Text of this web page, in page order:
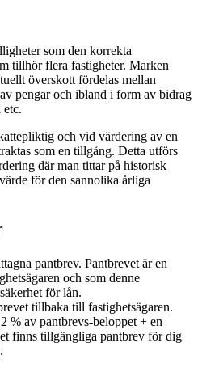
som den korrekta
tillhör flera fastigheter. Marken
överskott fördelas mellan
pengar och ibland i form av bidrag
etc.
och vid värdering av en
som en tillgång. Detta utförs
där man tittar på historisk
för den sannolika årliga
pantbrev. Pantbrevet är en
och som denne
för lån.
tillbaka till fastighetsägaren.
% av pantbrevs-beloppet + en
finns tillgängliga pantbrev för dig